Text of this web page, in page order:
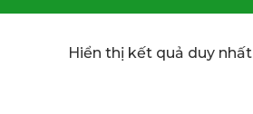
Hiển thị kết quả duy nhất